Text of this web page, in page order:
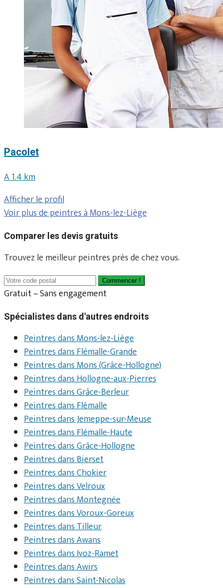
Pacolet
A 1.4 km
Afficher le profil
Voir plus de peintres à Mons-lez-Liège
Comparer les devis gratuits
Trouvez le meilleur peintres près de chez vous.
Commencer !
Gratuit – Sans engagement
Spécialistes dans d'autres endroits
Peintres dans Mons-lez-Liège
Peintres dans Flémalle-Grande
Peintres dans Mons (Grâce-Hollogne)
Peintres dans Hollogne-aux-Pierres
Peintres dans Grâce-Berleur
Peintres dans Flémalle
Peintres dans Jemeppe-sur-Meuse
Peintres dans Flémalle-Haute
Peintres dans Grâce-Hollogne
Peintres dans Bierset
Peintres dans Chokier
Peintres dans Velroux
Peintres dans Montegnée
Peintres dans Voroux-Goreux
Peintres dans Tilleur
Peintres dans Awans
Peintres dans Ivoz-Ramet
Peintres dans Awirs
Peintres dans Saint-Nicolas